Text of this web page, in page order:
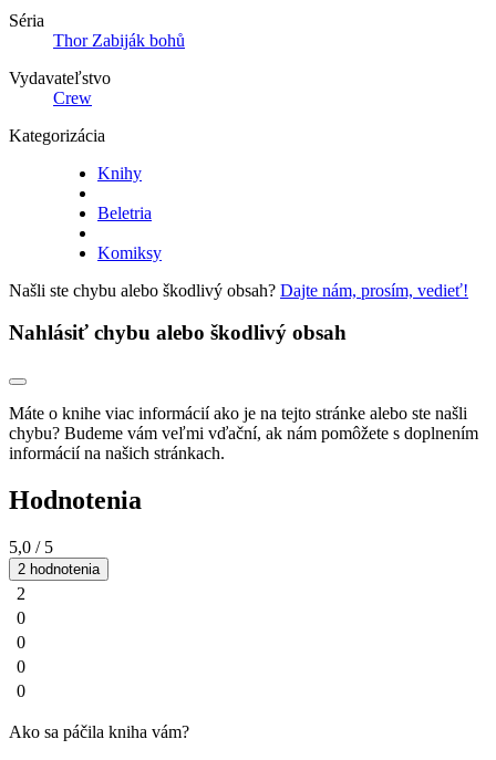
Séria
Thor Zabiják bohů
Vydavateľstvo
Crew
Kategorizácia
Knihy
Beletria
Komiksy
Našli ste chybu alebo škodlivý obsah? Dajte nám, prosím, vedieť!
Nahlásiť chybu alebo škodlivý obsah
Máte o knihe viac informácií ako je na tejto stránke alebo ste našli
chybu? Budeme vám veľmi vďační, ak nám pomôžete s doplnením
informácií na našich stránkach.
Hodnotenia
5,0 / 5
2 hodnotenia
2
0
0
0
0
Ako sa páčila kniha vám?